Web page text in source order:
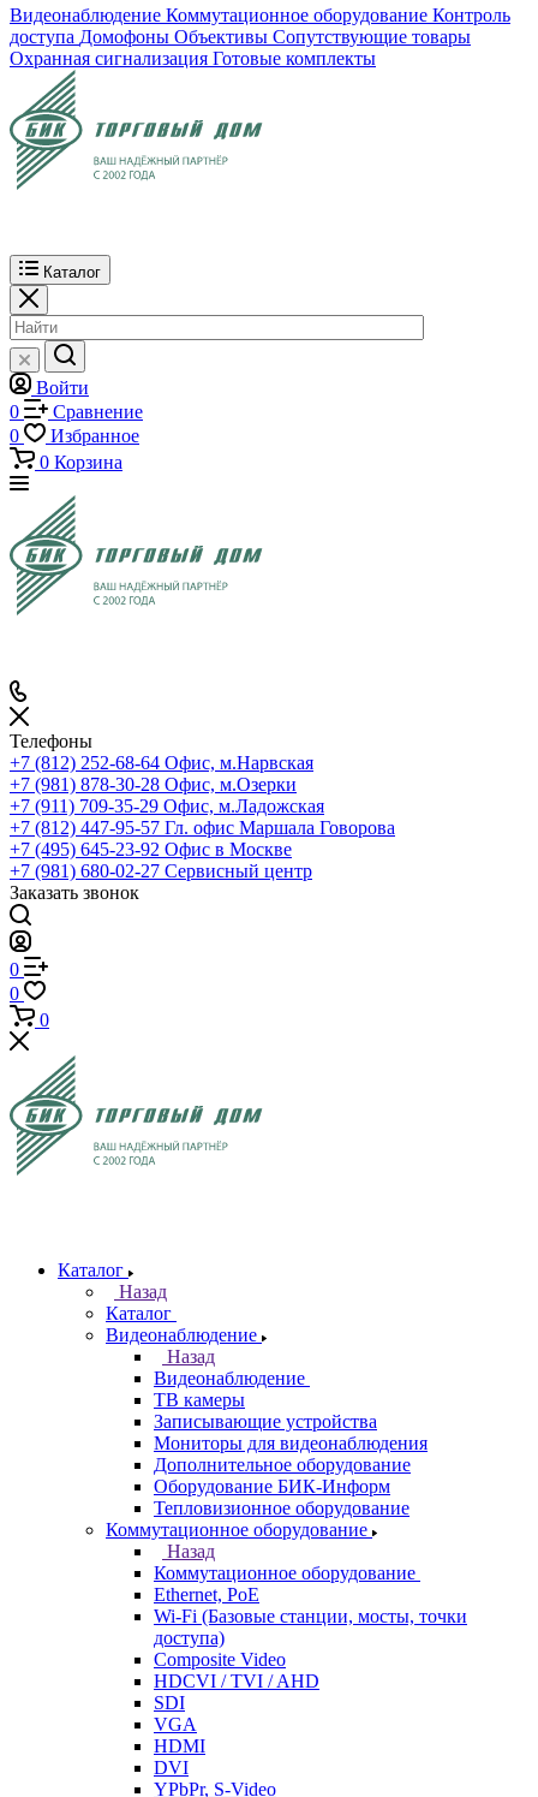
Видеонаблюдение Коммутационное оборудование Контроль
доступа Домофоны Объективы Сопутствующие товары
Охранная сигнализация Готовые комплекты
Каталог
Войти
0
Сравнение
0
Избранное
0 Корзина
Телефоны
+7 (812) 252-68-64 Офис, м.Нарвская
+7 (981) 878-30-28 Офис, м.Озерки
+7 (911) 709-35-29 Офис, м.Ладожская
+7 (812) 447-95-57 Гл. офис Маршала Говорова
+7 (495) 645-23-92 Офис в Москве
+7 (981) 680-02-27 Сервисный центр
Заказать звонок
0
0
0
Каталог
Назад
Каталог
Видеонаблюдение
Назад
Видеонаблюдение
ТВ камеры
Записывающие устройства
Мониторы для видеонаблюдения
Дополнительное оборудование
Оборудование БИК-Информ
Тепловизионное оборудование
Коммутационное оборудование
Назад
Коммутационное оборудование
Ethernet, PoE
Wi-Fi (Базовые станции, мосты, точки
доступа)
Composite Video
HDCVI / TVI / AHD
SDI
VGA
HDMI
DVI
YPbPr, S-Video